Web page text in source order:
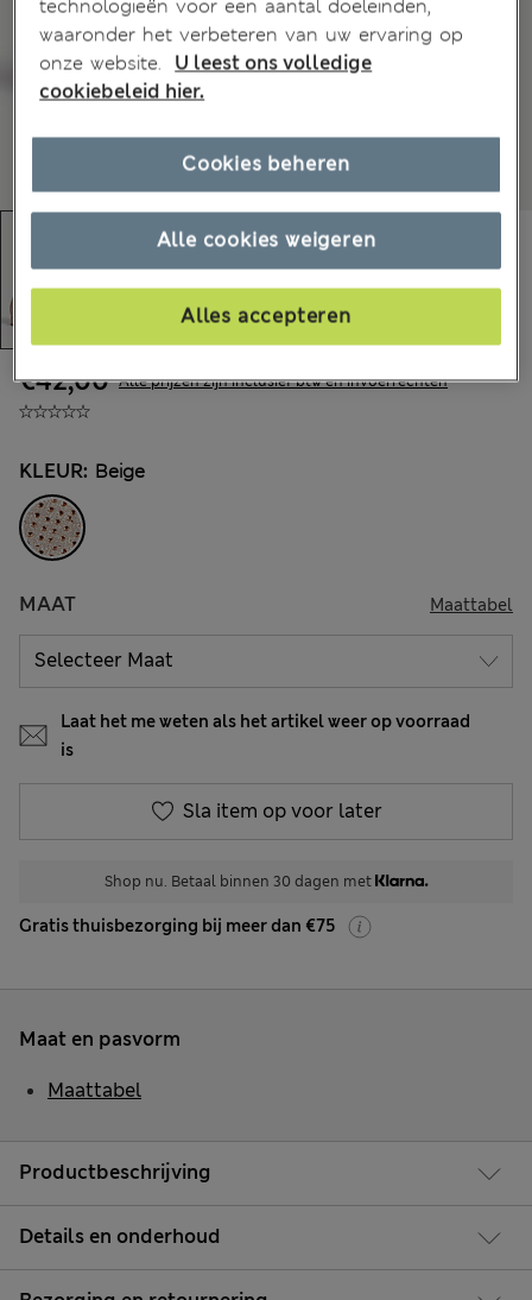
€42,00 Alle prijzen zijn inclusief btw en invoerrechten
KLEUR: Beige
MAAT Maattabel
Laat het me weten als het artikel weer op voorraad
is
Sla item op voor later
Shop nu. Betaal binnen 30 dagen met
Gratis thuisbezorging bij meer dan €75
Productbeschrijving
Details en onderhoud
Maat en pasvorm
Maattabel
technologieën voor een aantal doeleinden,
waaronder het verbeteren van uw ervaring op
onze website.
U leest ons volledige
cookiebeleid hier.
Alle cookies weigeren
Alles accepteren
Cookies beheren